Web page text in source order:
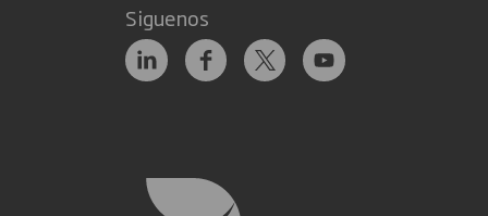
Siguenos